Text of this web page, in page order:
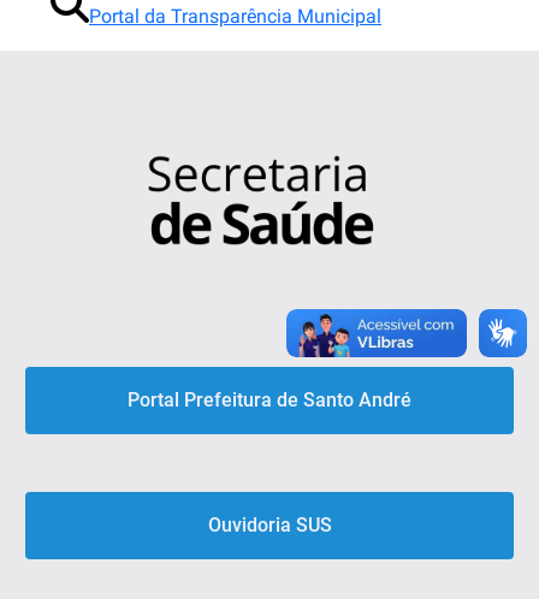
Portal da Transparência Municipal
Portal Prefeitura de Santo André
Ouvidoria SUS